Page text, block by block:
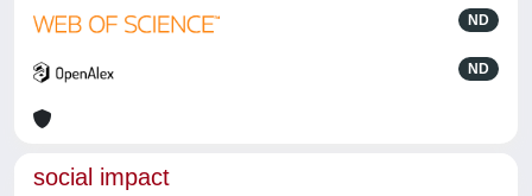
ND
ND
social impact